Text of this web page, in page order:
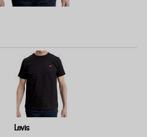
Levis